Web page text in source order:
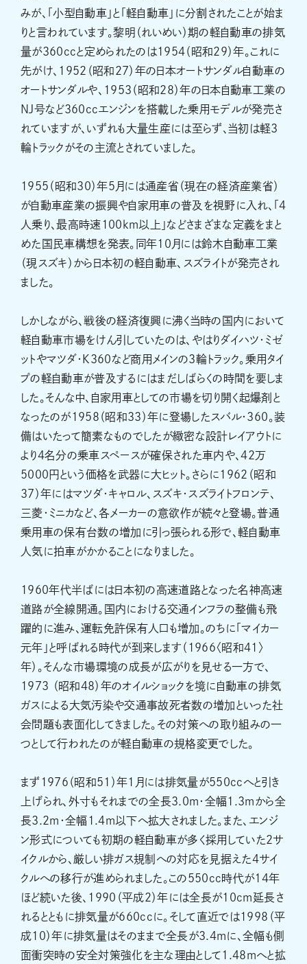
みが、「小型自動車」と「軽自動車」に分割されたことが始ま
りと言われています。黎明（れいめい）期の軽自動車の排気
量が360ccと定められたのは1954（昭和29）年。これに
先がけ、1952（昭和27）年の日本オートサンダル自動車の
オートサンダルや、1953（昭和28）年の日本自動車工業の
NJ号など360ccエンジンを搭載した乗用モデルが発売さ
れていますが、いずれも大量生産には至らず、当初は軽3
輪トラックがその主流とされていました。
1955（昭和30）年5月には通産省（現在の経済産業省）
が自動車産業の振興や自家用車の普及を視野に入れ、「4
人乗り、最高時速100km以上」などさまざまな定義をまと
めた国民車構想を発表。同年10月には鈴木自動車工業
（現スズキ）から日本初の軽自動車、スズライトが発売され
ました。
しかしながら、戦後の経済復興に沸く当時の国内において
軽自動車市場をけん引していたのは、やはりダイハツ・ミゼ
ットやマツダ・K360など商用メインの3輪トラック。乗用タイ
プの軽自動車が普及するにはまだしばらくの時間を要しま
した。そんな中、自家用車としての市場を切り開く起爆剤と
なったのが1958（昭和33）年に登場したスバル・360。装
備はいたって簡素なものでしたが緻密な設計レイアウトに
より4名分の乗車スペースが確保された車内や、42万
5000円という価格を武器に大ヒット。さらに1962（昭和
37）年にはマツダ・キャロル、スズキ・スズライトフロンテ、
三菱・ミニカなど、各メーカーの意欲作が続々と登場。普通
乗用車の保有台数の増加に引っ張られる形で、軽自動車
人気に拍車がかかることになりました。
1960年代半ばには日本初の高速道路となった名神高速
道路が全線開通。国内における交通インフラの整備も飛
躍的に進み、運転免許保有人口も増加。のちに「マイカー
元年」と呼ばれる時代が到来します（1966〈昭和41〉
年）。そんな市場環境の成長が広がりを見せる一方で、
1973 （昭和48）年のオイルショックを境に自動車の排気
ガスによる大気汚染や交通事故死者数の増加といった社
会問題も表面化してきました。その対策への取り組みの一
つとして行われたのが軽自動車の規格変更でした。
まず1976（昭和51）年1月には排気量が550ccへと引き
上げられ、外寸もそれまでの全長3.0m・全幅1.3mから全
長3.2m・全幅1.4m以下へ拡大されました。また、エンジ
ン形式についても初期の軽自動車が多く採用していた2サ
イクルから、厳しい排ガス規制への対応を見据えた4サイ
クルへの移行が進められました。この550cc時代が14年
ほど続いた後、1990（平成2）年には全長が10cm延長さ
れるとともに排気量が660ccに。そして直近では1998（平
成10）年に排気量はそのままで全長が3.4mに、全幅も側
面衝突時の安全対策強化を主な理由として1.48mへと拡